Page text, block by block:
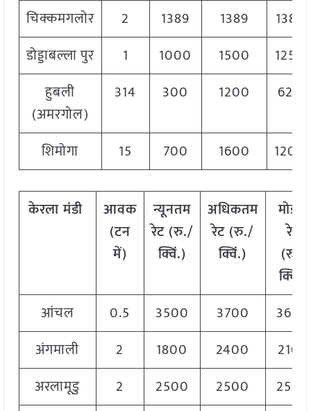
चिक्कमगलोर
2 1389 1389
1389
डोड्डाबल्ला पुर
1 1000 1500
1250
हुबली
(अमरगोल)
314 300 1200 620
शिमोगा 15 700 1600 1200
केरलामंडी
आवक
(टन
में)
न्यूनतम
रेट (रु./
क्विं.)
अधिकतम
रेट (रु./
क्विं.)
मोडल
रेट
(रु./
क्विं.)
आंचल
0.5 3500 3700
3600
अंगमाली
2 1800 2400
2100
अरलामूडु
2 2500 2500
2500